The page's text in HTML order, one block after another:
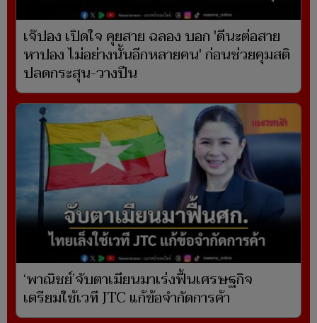
เจ๊ปอง เปิดใจ คุยสาย ฉลอง บอก 'ดีนะต่อสาย
หาปอง ไม่อย่างนั้นอีกหลายคน' ก่อนช่วยคุมสติ
ปลดกระสุน-วางปืน
‘พาณิชย์’จับตาเมียนมาเร่งฟื้นเศรษฐกิจ
เตรียมใช้เวที JTC แก้ข้อจำกัดการค้า